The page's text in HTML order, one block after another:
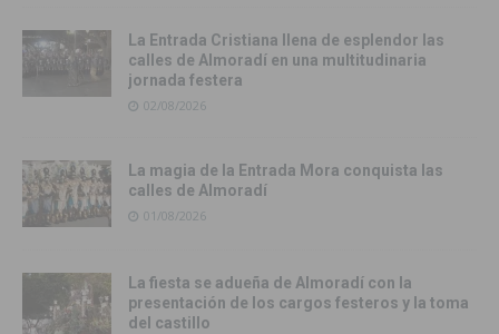
La Entrada Cristiana llena de esplendor las
calles de Almoradí en una multitudinaria
jornada festera
02/08/2026
La magia de la Entrada Mora conquista las
calles de Almoradí
01/08/2026
La fiesta se adueña de Almoradí con la
presentación de los cargos festeros y la toma
del castillo